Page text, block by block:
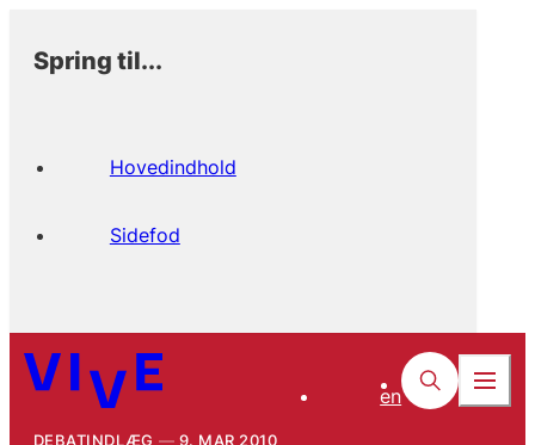
Spring til...
Hovedindhold
Sidefod
en
DEBATINDLÆG 9. MAR 2010